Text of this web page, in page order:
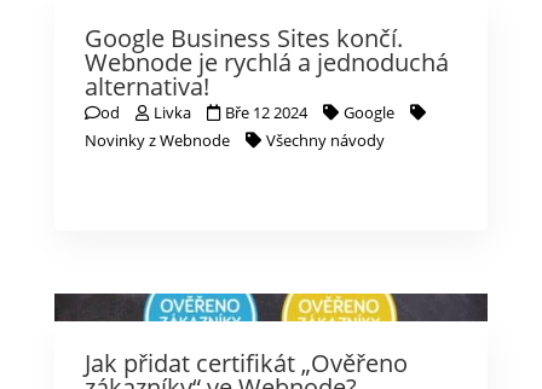
Google Business Sites končí.
Webnode je rychlá a jednoduchá
alternativa!
od Livka Bře 12 2024
Google
Novinky z Webnode
Všechny návody
Jak přidat certifikát „Ověřeno